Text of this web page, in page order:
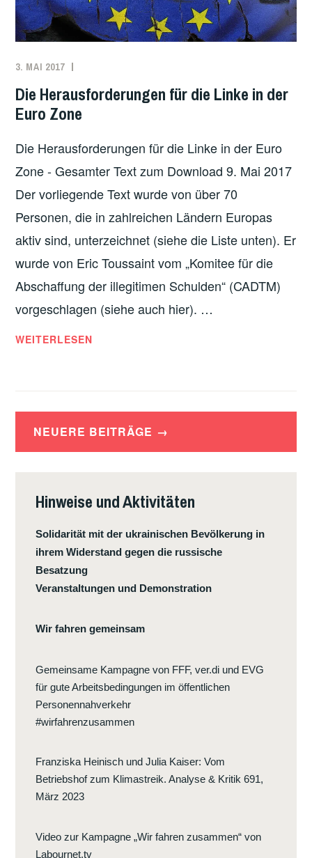
3. MAI 2017
Die Herausforderungen für die Linke in der
Euro Zone
Die Herausforderungen für die Linke in der Euro
Zone - Gesamter Text zum Download 9. Mai 2017
Der vorliegende Text wurde von über 70
Personen, die in zahlreichen Ländern Europas
aktiv sind, unterzeichnet (siehe die Liste unten). Er
wurde von Eric Toussaint vom „Komitee für die
Abschaffung der illegitimen Schulden“ (CADTM)
vorgeschlagen (siehe auch hier). …
DIE
LINKE
WEITERLESEN
Beitragsnavigation
NEUERE BEITRÄGE
Hinweise und Aktivitäten
Solidarität mit der ukrainischen Bevölkerung in
ihrem Widerstand gegen die russische
Besatzung
Veranstaltungen und Demonstration
Wir fahren gemeinsam
Gemeinsame Kampagne von FFF, ver.di und EVG
für gute Arbeitsbedingungen im öffentlichen
Personennahverkehr
#wirfahrenzusammen
Franziska Heinisch und Julia Kaiser:Vom
Betriebshof zum Klimastreik. Analyse & Kritik 691,
März 2023
Video zur Kampagne „Wir fahren zusammen“ von
Labournet.tv